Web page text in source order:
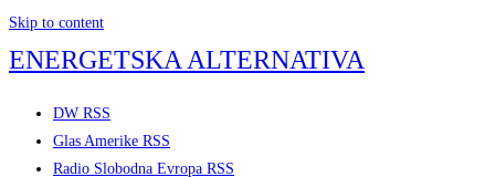
Skip to content
ENERGETSKA ALTERNATIVA
DW RSS
Glas Amerike RSS
Radio Slobodna Evropa RSS